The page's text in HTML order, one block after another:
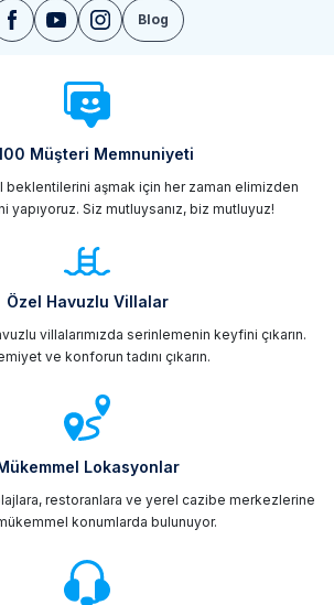
Blog
Müşteri Memnuniyeti
beklentilerini aşmak için her zaman elimizden
yapıyoruz. Siz mutluysanız, biz mutluyuz!
Özel Havuzlu Villalar
villalarımızda serinlemenin keyfini çıkarın.
ve konforun tadını çıkarın.
Lokasyonlar
restoranlara ve yerel cazibe merkezlerine
konumlarda bulunuyor.